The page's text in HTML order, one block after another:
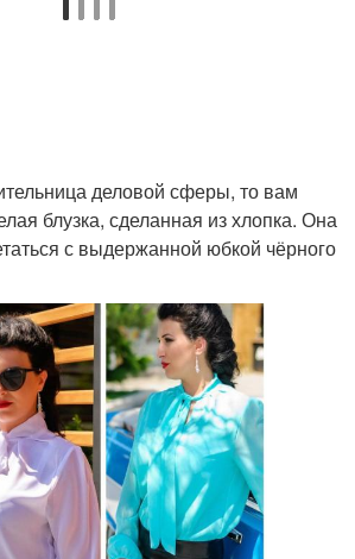
деловой сферы, то вам
блузка, сделанная из хлопка. Она
с выдержанной юбкой чёрного